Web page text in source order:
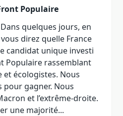
Populaire
quelques jours, en
direz quelle France
candidat unique investi
Populaire rassemblant
et écologistes. Nous
pour gagner. Nous
et l’extrême-droite.
une majorité...